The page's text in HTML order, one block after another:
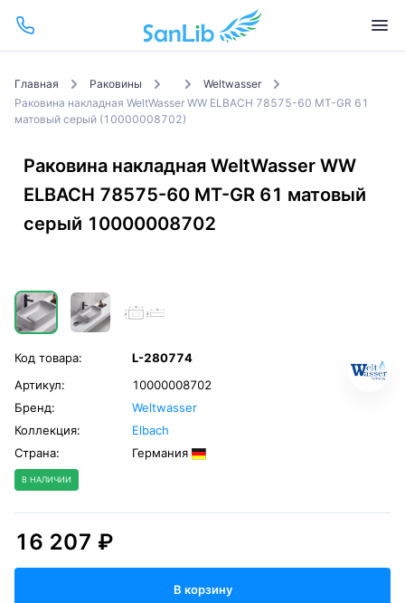
Главная Раковины
Weltwasser
Раковина накладная WeltWasser WW ELBACH 78575-60 MT-GR 61
матовый серый (10000008702)
Раковина накладная WeltWasser WW
ELBACH 78575-60 MT-GR 61 матовый
серый 10000008702
Код товара:
L-280774
Артикул:
10000008702
Бренд:
Weltwasser
Коллекция:
Elbach
Страна:
Германия
В НАЛИЧИИ
16 207 ₽
В корзину